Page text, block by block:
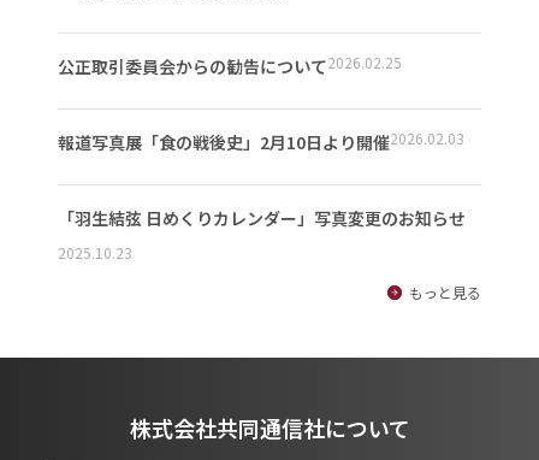
公正取引委員会からの勧告について2026.02.25
報道写真展「食の戦後史」2月10日より開催2026.02.03
「羽生結弦 日めくりカレンダー」写真変更のお知らせ
2025.10.23
もっと見る
株式会社共同通信社について